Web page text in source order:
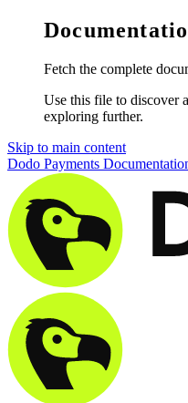
Fetch the complete
Use this file to discover
exploring further.
Skip to main content
Dodo Payments